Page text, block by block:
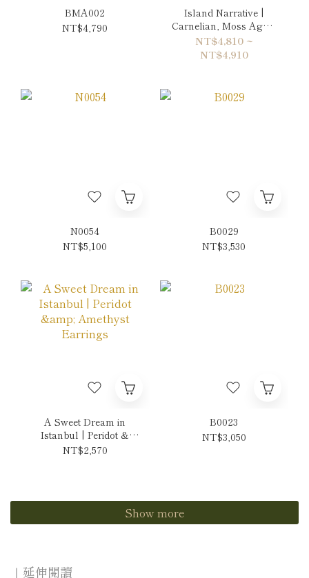
BMA002
NT$4,790
Island Narrative |
Carnelian, Moss Agate
& Sun Stone Double-
Wrap Bracelet
NT$4,810 ~
NT$4,910
N0054
NT$5,100
B0029
NT$3,530
A Sweet Dream in
Istanbul | Peridot &
Amethyst Earrings
NT$2,570
B0023
NT$3,050
Show more
｜延伸閱讀